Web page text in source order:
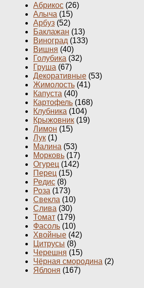
Абрикос (26)
Алыча (15)
Арбуз (52)
Баклажан (13)
Виноград (133)
Вишня (40)
Голубика (32)
Груша (67)
Декоративные (53)
Жимолость (41)
Капуста (40)
Картофель (168)
Клубника (104)
Крыжовник (19)
Лимон (15)
Лук (1)
Малина (53)
Морковь (17)
Огурец (142)
Перец (15)
Редис (8)
Роза (173)
Свекла (10)
Слива (30)
Томат (179)
Фасоль (10)
Хвойные (42)
Цитрусы (8)
Черешня (15)
Чёрная смородина (2)
Яблоня (167)